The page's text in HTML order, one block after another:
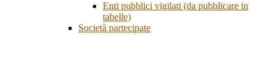
Enti pubblici vigilati (da pubblicare in
tabelle)
Società partecipate